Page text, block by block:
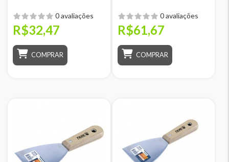
0 avaliações
R$32,47
COMPRAR
0 avaliações
R$61,67
COMPRAR